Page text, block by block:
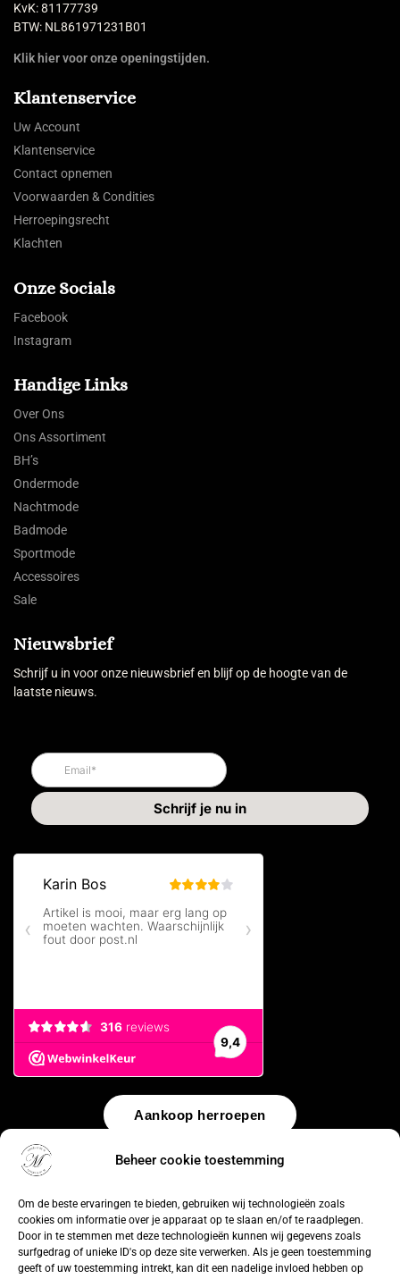
Beheer cookie toestemming
Om de beste ervaringen te bieden, gebruiken wij technologieën zoals
cookies om informatie over je apparaat op te slaan en/of te raadplegen.
Door in te stemmen met deze technologieën kunnen wij gegevens zoals
surfgedrag of unieke ID's op deze site verwerken. Als je geen toestemming
geeft of uw toestemming intrekt, kan dit een nadelige invloed hebben op
KvK: 81177739
BTW: NL861971231B01
Klik hier voor onze openingstijden.
Klantenservice
Uw Account
Klantenservice
Contact opnemen
Voorwaarden & Condities
Herroepingsrecht
Klachten
Onze Socials
Facebook
Instagram
Handige Links
Over Ons
Ons Assortiment
BH’s
Ondermode
Nachtmode
Badmode
Sportmode
Accessoires
Sale
Nieuwsbrief
Schrijf u in voor onze nieuwsbrief en blijf op de hoogte van de
laatste nieuws.
Aankoop herroepen
© 2026 by WebUnlimited–Algemene voorwaarden